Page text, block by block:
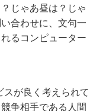
じゃあ昼は？じゃ
合わせに、文句一
るコンピューター
が良く考えられて
争相手である人間